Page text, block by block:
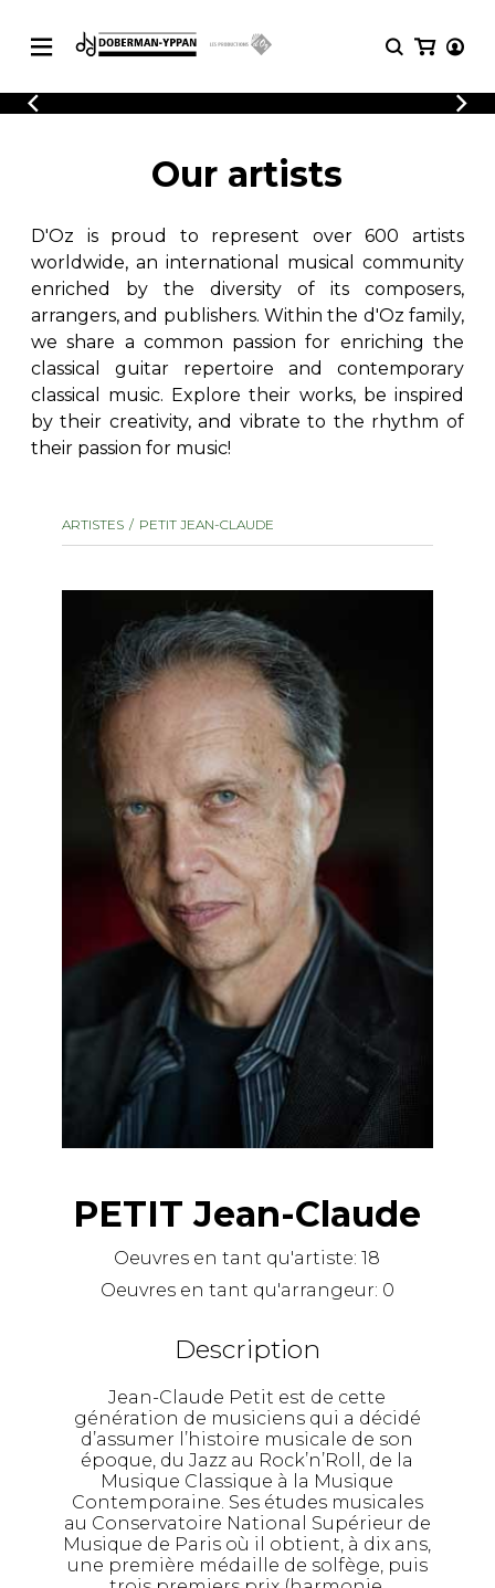
CATALOGUE
Explore our sheet music catalog, rich in
original works and quality arrangements.
SHEET MUSIC FOR GUITAR
SHEET MUSIC FOR OTHER
INSTRUMENTS
SHEET MUSIC FOR ENSEMBLE
OTHER PRODUCTS
Explore our sheet music catalog, rich
in original works and quality
arrangements.
Methods
Solo Guitar
2 Guitars
3 Guitars
4 Guitars
5 Guitars and More
Guitar Ensemble
Guitar Orchestra
with Guitar
Our artists
D'Oz is proud to represent over 600 artists
worldwide, an international musical community
enriched by the diversity of its composers,
arrangers, and publishers. Within the d'Oz family,
we share a common passion for enriching the
classical guitar repertoire and contemporary
classical music. Explore their works, be inspired
by their creativity, and vibrate to the rhythm of
their passion for music!
ARTISTES PETIT JEAN-CLAUDE
PETIT Jean-Claude
Oeuvres en tant qu'artiste:18
Oeuvres en tant qu'arrangeur: 0
Description
Jean-Claude Petit est de cette
génération de musiciens qui a décidé
d’assumer l’histoire musicale de son
époque, du Jazz au Rock’n’Roll, de la
Musique Classique à la Musique
Contemporaine. Ses études musicales
au Conservatoire National Supérieur de
Musique de Paris où il obtient, à dix ans,
une première médaille de solfège, puis